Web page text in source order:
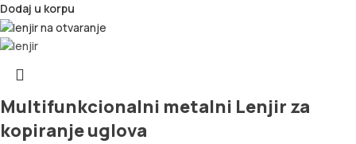
Dodaj u korpu
Multifunkcionalni metalni Lenjir za
kopiranje uglova